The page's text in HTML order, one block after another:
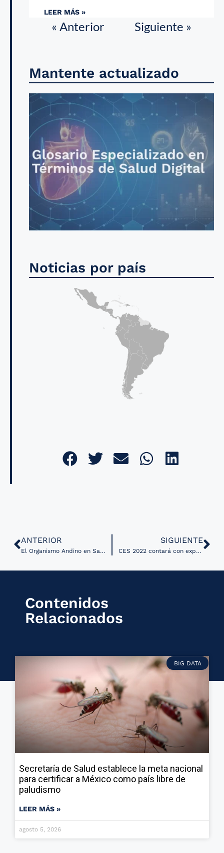
LEER MÁS »
« Anterior Siguiente »
Mantente actualizado
Noticias por país
ANTERIOR
El Organismo Andino en Salud premió a tres proyectos de telesalud de Perú
SIGUIENTE
CES 2022 contará con exponentes de la industria de la Salud Digital
Contenidos
Relacionados
BIG DATA
Secretaría de Salud establece la meta nacional
para certificar a México como país libre de
paludismo
LEER MÁS »
agosto 5, 2026